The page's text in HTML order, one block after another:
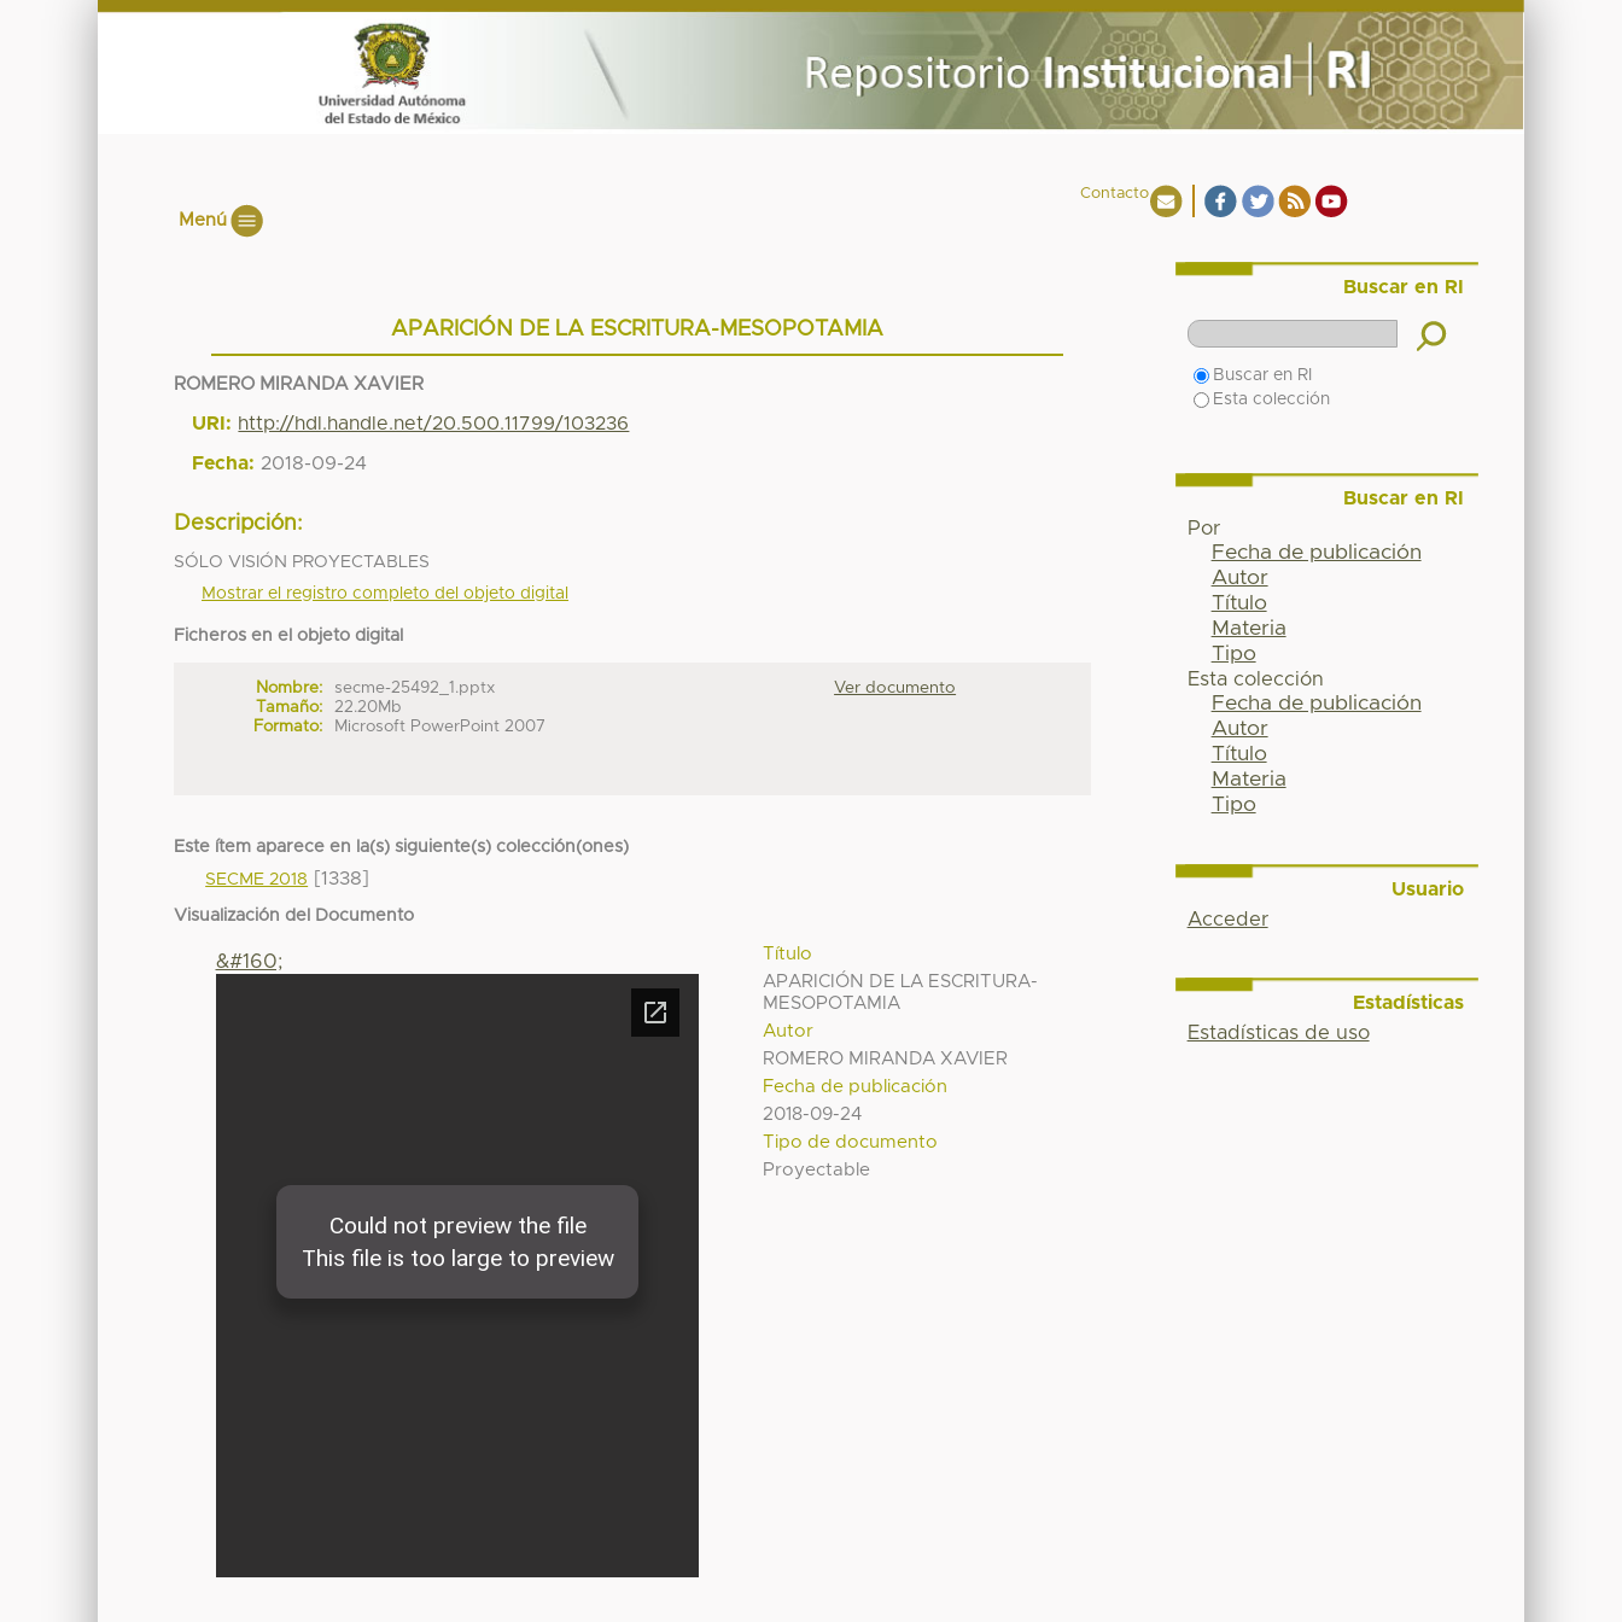
Contacto
Menú
APARICIÓN DE LA ESCRITURA-MESOPOTAMIA
ROMERO MIRANDA XAVIER
URI: http://hdl.handle.net/20.500.11799/103236
Fecha: 2018-09-24
Descripción:
SÓLO VISIÓN PROYECTABLES
Mostrar el registro completo del objeto digital
Ficheros en el objeto digital
Nombre:
secme-25492_1.pptx
Tamaño:
22.20Mb
Formato:
Microsoft PowerPoint 2007
Ver documento
Este ítem aparece en la(s) siguiente(s) colección(ones)
SECME 2018
[1338]
Visualización del Documento
Título
APARICIÓN DE LA ESCRITURA-
MESOPOTAMIA
Autor
ROMERO MIRANDA XAVIER
Fecha de publicación
2018-09-24
Tipo de documento
Proyectable
&#160;
Buscar en RI
Buscar en RI
Esta colección
Buscar en RI
Por
Fecha de publicación
Autor
Título
Materia
Tipo
Esta colección
Fecha de publicación
Autor
Título
Materia
Tipo
Usuario
Acceder
Estadísticas
Estadísticas de uso